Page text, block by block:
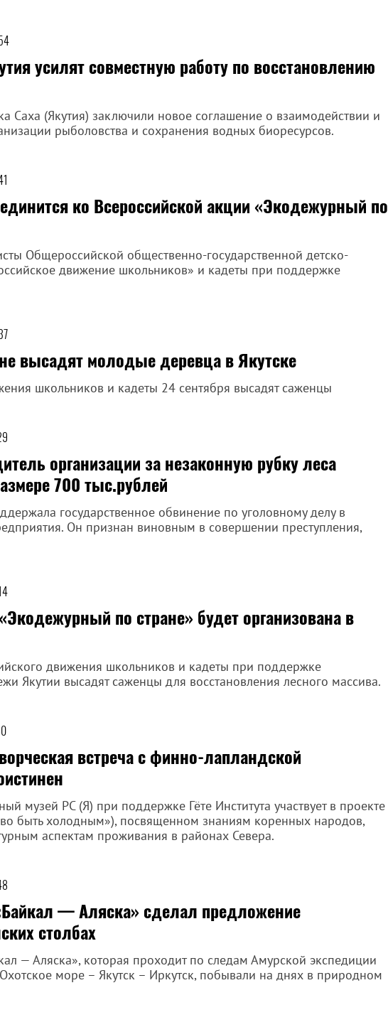
усилят совместную работу по восстановлению
Саха (Якутия) заключили новое соглашение о взаимодействии и
рыболовства и сохранения водных биоресурсов.
ко Всероссийской акции «Экодежурный по
Общероссийской общественно-государственной детско-
движение школьников» и кадеты при поддержке
высадят молодые деревца в Якутске
школьников и кадеты 24 сентября высадят саженцы
организации за незаконную рубку леса
700 тыс.рублей
государственное обвинение по уголовному делу в
Он признан виновным в совершении преступления,
по стране» будет организована в
движения школьников и кадеты при поддержке
Якутии высадят саженцы для восстановления лесного массива.
встреча с финно-лапландской
музей РС (Я) при поддержке Гёте Института участвует в проекте
быть холодным»), посвященном знаниям коренных народов,
аспектам проживания в районах Севера.
— Аляска» сделал предложение
столбах
— Аляска», которая проходит по следам Амурской экспедиции
море – Якутск – Иркутск, побывали на днях в природном